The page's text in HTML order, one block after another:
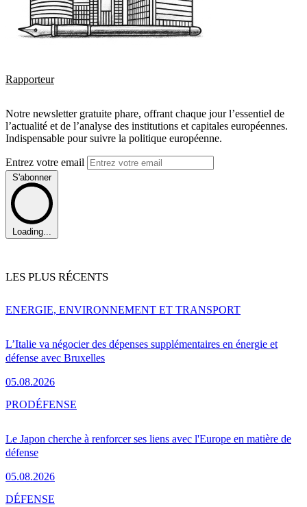
Rapporteur
Notre newsletter gratuite phare, offrant chaque jour l’essentiel de
l’actualité et de l’analyse des institutions et capitales européennes.
Indispensable pour suivre la politique européenne.
Entrez votre email
S'abonner
Loading...
LES PLUS RÉCENTS
L’Italie va négocier des dépenses supplémentaires en énergie et
défense avec Bruxelles
05.08.2026
ENERGIE, ENVIRONNEMENT ET TRANSPORT
Le Japon cherche à renforcer ses liens avec l'Europe en matière de
défense
05.08.2026
PRODÉFENSE
DÉFENSE